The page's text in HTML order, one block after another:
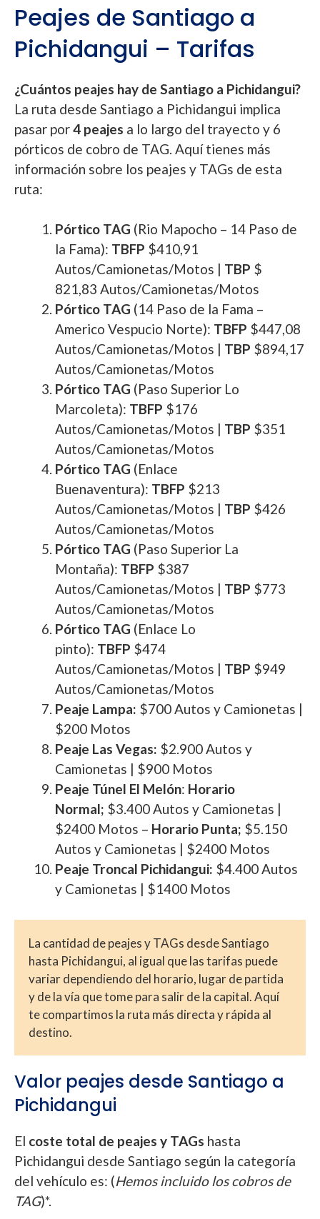
Peajes de Santiago a
Pichidangui – Tarifas
¿Cuántos peajes hay de Santiago a Pichidangui?
La ruta desde Santiago a Pichidangui implica
pasar por4 peajes a lo largo del trayecto y 6
pórticos de cobro de TAG. Aquí tienes más
información sobre los peajes y TAGs de esta
ruta:
Pórtico TAG (Rio Mapocho – 14 Paso de
la Fama): TBFP $410,91
Autos/Camionetas/Motos | TBP $
821,83 Autos/Camionetas/Motos
Pórtico TAG (14 Paso de la Fama –
Americo Vespucio Norte): TBFP $447,08
Autos/Camionetas/Motos | TBP $894,17
Autos/Camionetas/Motos
Pórtico TAG (Paso Superior Lo
Marcoleta): TBFP $176
Autos/Camionetas/Motos | TBP $351
Autos/Camionetas/Motos
Pórtico TAG (Enlace
Buenaventura): TBFP $213
Autos/Camionetas/Motos | TBP $426
Autos/Camionetas/Motos
Pórtico TAG (Paso Superior La
Montaña): TBFP $387
Autos/Camionetas/Motos | TBP $773
Autos/Camionetas/Motos
Pórtico TAG (Enlace Lo
pinto): TBFP $474
Autos/Camionetas/Motos | TBP $949
Autos/Camionetas/Motos
Peaje Lampa: $700 Autos y Camionetas |
$200 Motos
Peaje Las Vegas: $2.900 Autos y
Camionetas | $900 Motos
Peaje Túnel El Melón: Horario
Normal; $3.400 Autos y Camionetas |
$2400 Motos – Horario Punta; $5.150
Autos y Camionetas | $2400 Motos
Peaje Troncal Pichidangui: $4.400 Autos
y Camionetas | $1400 Motos
La cantidad de peajes y TAGs desde Santiago
hasta Pichidangui, al igual que las tarifas puede
variar dependiendo del horario, lugar de partida
y de la vía que tome para salir de la capital. Aquí
te compartimos la ruta más directa y rápida al
destino.
Valor peajes desde Santiago a
Pichidangui
El coste total de peajes y TAGs hasta
Pichidangui desde Santiago según la categoría
del vehículo es: (Hemos incluido los cobros de
TAG)*.